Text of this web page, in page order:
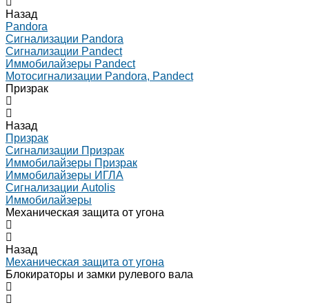
Назад
Pandora
Сигнализации Pandora
Сигнализации Pandect
Иммобилайзеры Pandect
Мотосигнализации Pandora, Pandect
Призрак
Назад
Призрак
Сигнализации Призрак
Иммобилайзеры Призрак
Иммобилайзеры ИГЛА
Сигнализации Autolis
Иммобилайзеры
Механическая защита от угона
Назад
Механическая защита от угона
Блокираторы и замки рулевого вала